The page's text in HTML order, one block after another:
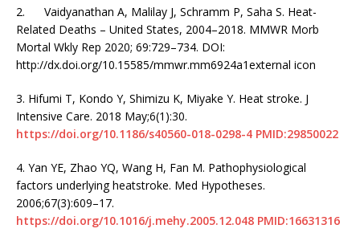
2. Vaidyanathan A, Malilay J, Schramm P, Saha S. Heat-
Related Deaths – United States, 2004–2018. MMWR Morb
Mortal Wkly Rep 2020; 69:729–734. DOI:
http://dx.doi.org/10.15585/mmwr.mm6924a1external icon
3. Hifumi T, Kondo Y, Shimizu K, Miyake Y. Heat stroke. J
Intensive Care. 2018 May;6(1):30.
https://doi.org/10.1186/s40560-018-0298-4 PMID:29850022
4. Yan YE, Zhao YQ, Wang H, Fan M. Pathophysiological
factors underlying heatstroke. Med Hypotheses.
2006;67(3):609–17.
https://doi.org/10.1016/j.mehy.2005.12.048 PMID:16631316